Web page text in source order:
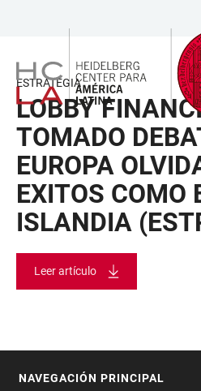
LINKS
MAIN
CONTENT
NAVIGATION
FORM
ESTRATEGIA
LOBBY
TOMADO
EUROPA
EXITOS COMO
ISLANDIA
Leer artículo
NAVEGACIÓN PRINCIPAL